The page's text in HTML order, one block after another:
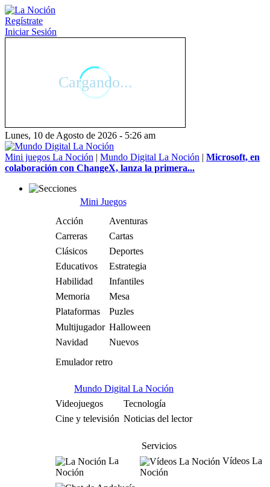
Regístrate
Iniciar Sesión
Lunes, 10 de Agosto de 2026 - 5:26 am
Mini juegos La Noción | Mundo Digital La Noción | Microsoft, en
colaboración con ChangeX, lanza la primera...
Mini Juegos
Acción
Aventuras
Carreras
Cartas
Clásicos
Deportes
Educativos
Estrategia
Habilidad
Infantiles
Memoria
Mesa
Plataformas
Puzles
Multijugador Halloween
Navidad
Nuevos
Emulador retro
Mundo Digital La Noción
Videojuegos
Tecnología
Cine y televisión Noticias del lector
Servicios
La
Noción
Vídeos La
Noción